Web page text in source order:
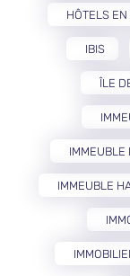
HÔTELS EN
IBIS
ÎLE
IMMEUBLE
IMMEUBLE